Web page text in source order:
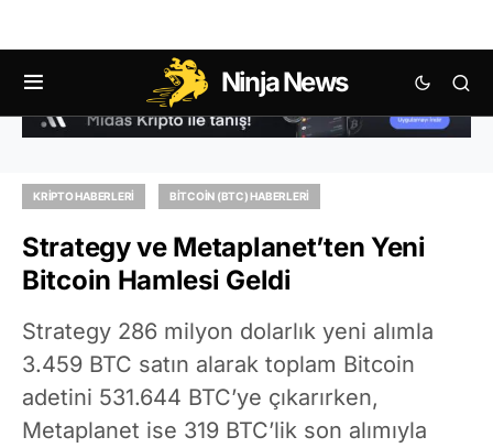
Ninja News
KRIPTO HABERLERI BITCOIN (BTC) HABERLERI
Strategy ve Metaplanet’ten Yeni
Bitcoin Hamlesi Geldi
Strategy 286 milyon dolarlık yeni alımla
3.459 BTC satın alarak toplam Bitcoin
adetini 531.644 BTC’ye çıkarırken,
Metaplanet ise 319 BTC’lik son alımıyla